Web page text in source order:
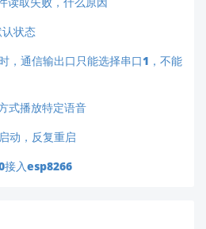
状态
，通信输出口只能选择串口1，不能
式播放特定语音
动，反复重启
接入esp8266